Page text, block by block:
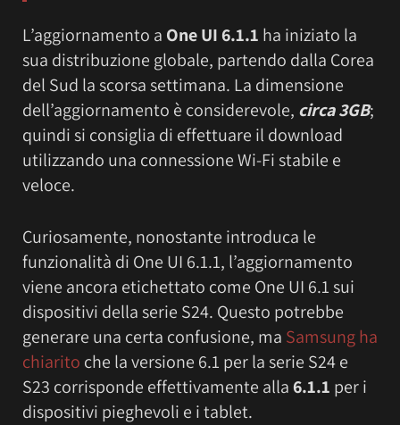
L’aggiornamento a One UI 6.1.1 ha iniziato la
sua distribuzione globale, partendo dalla Corea
del Sud la scorsa settimana. La dimensione
dell’aggiornamento è considerevole, circa 3GB;
quindi si consiglia di effettuare il download
utilizzando una connessione Wi-Fi stabile e
veloce.
Curiosamente, nonostante introduca le
funzionalità di One UI 6.1.1, l’aggiornamento
viene ancora etichettato come One UI 6.1 sui
dispositivi della serie S24. Questo potrebbe
generare una certa confusione, ma Samsung ha
chiarito che la versione 6.1 per la serie S24 e
S23 corrisponde effettivamente alla6.1.1 per i
dispositivi pieghevoli e i tablet.